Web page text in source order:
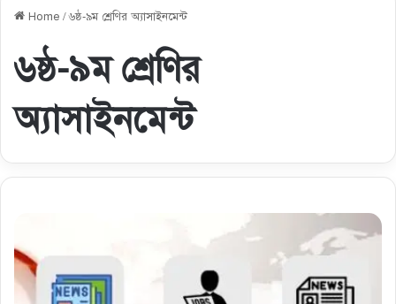
Home /৬ষ্ঠ-৯ম শ্রেণির অ্যাসাইনমেন্ট
৬ষ্ঠ-৯ম শ্রেণির
অ্যাসাইনমেন্ট